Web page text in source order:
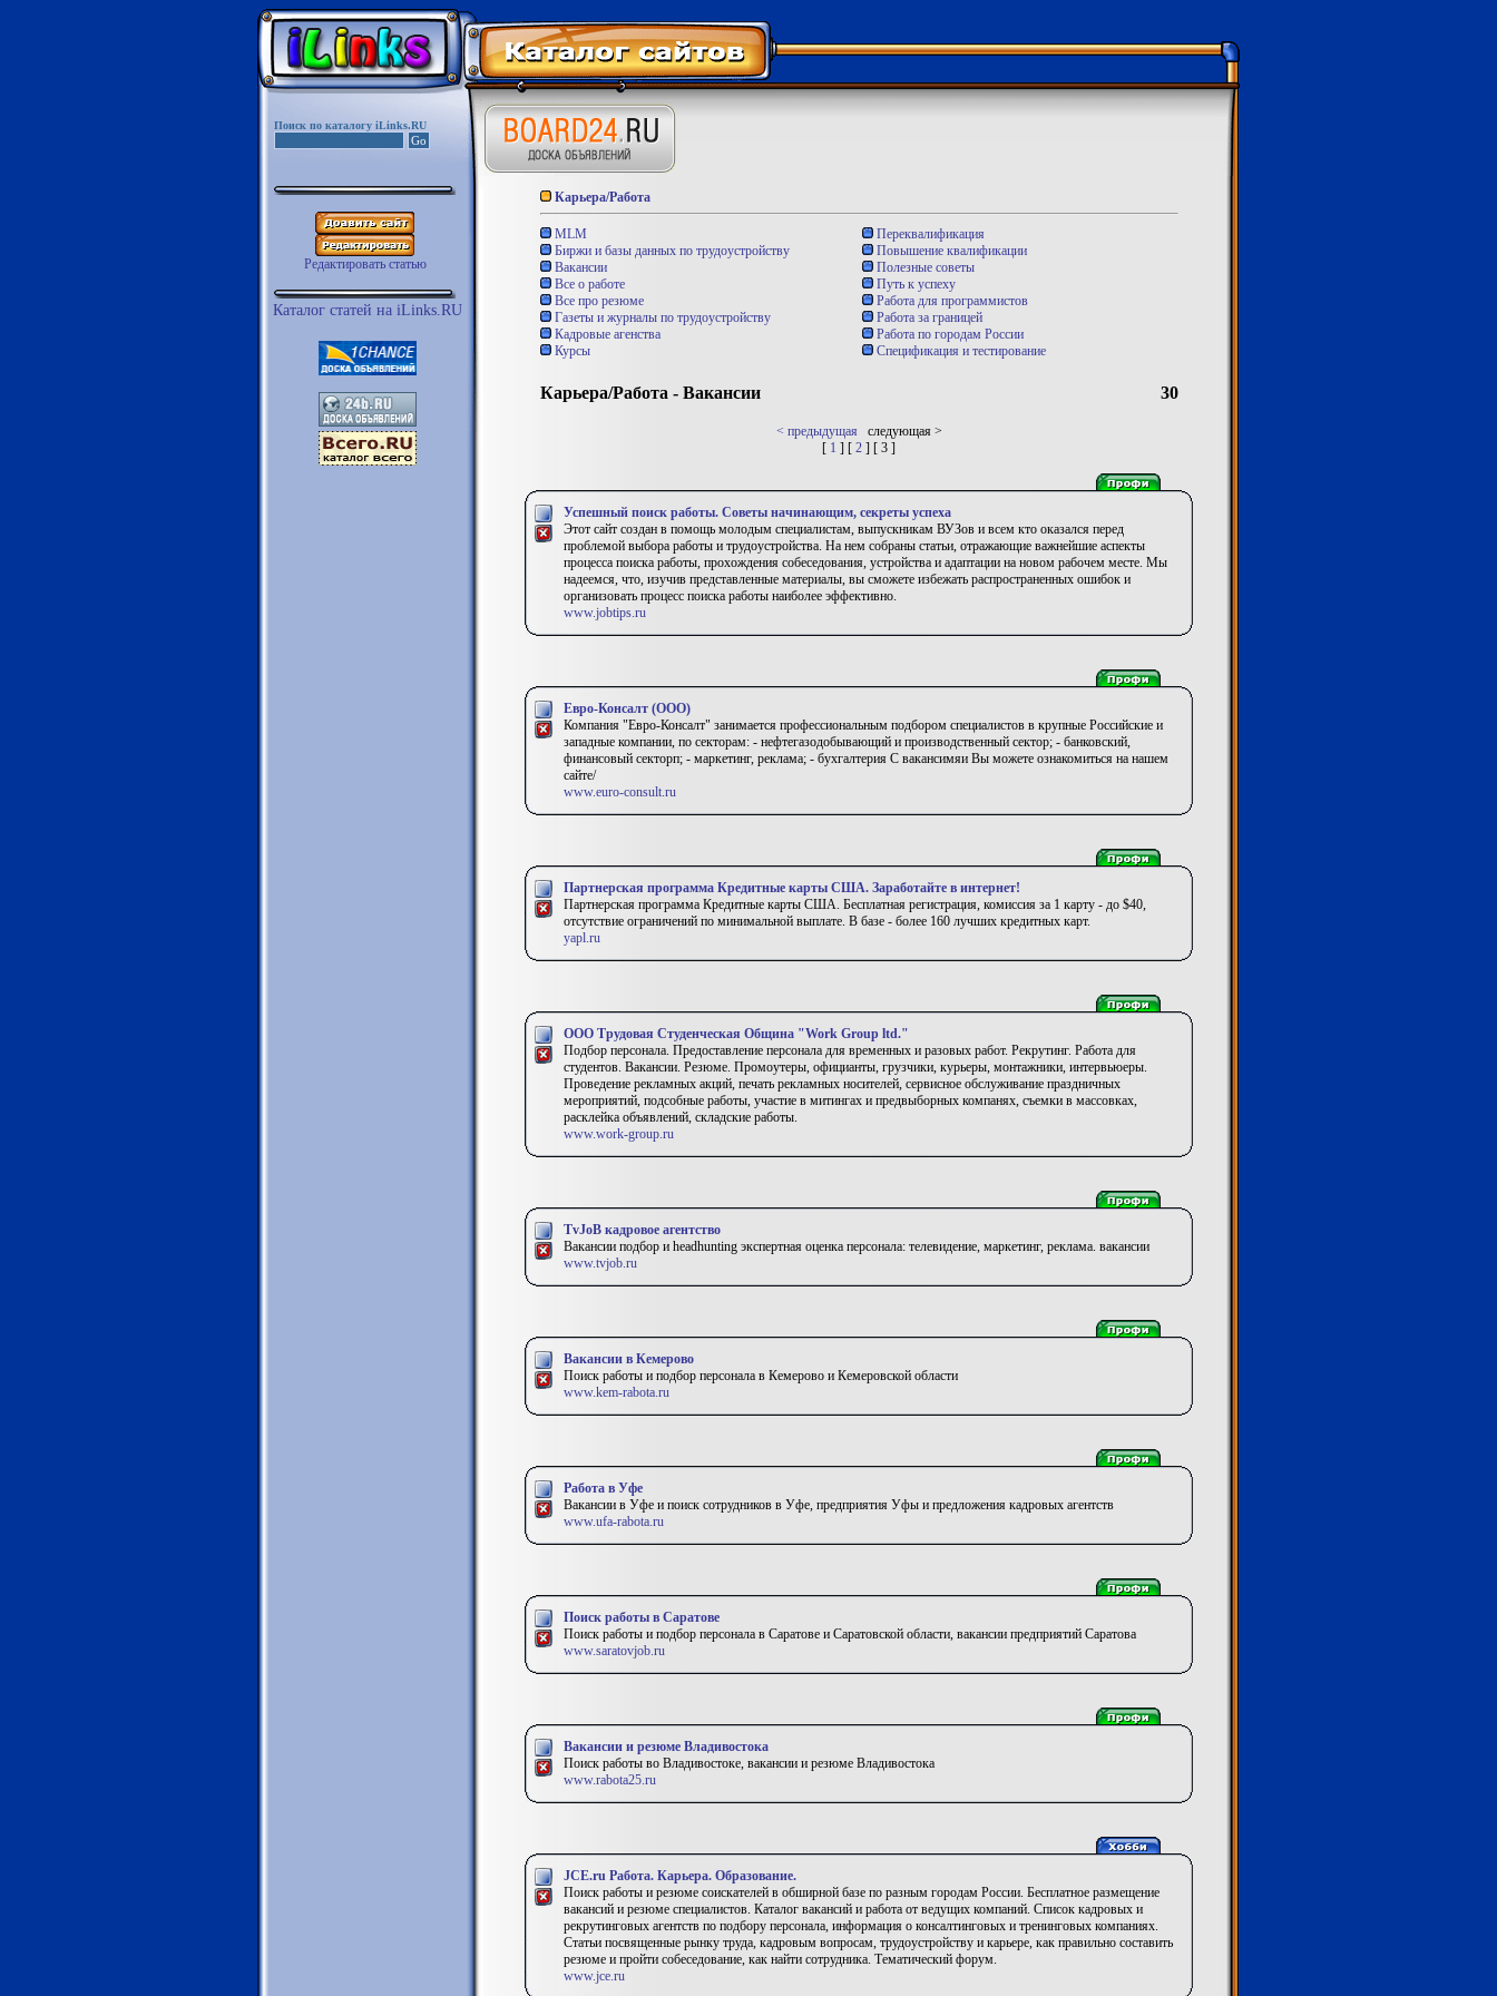
Поиск по каталогу iLinks.RU
Редактировать статью
Каталог статей на iLinks.RU
Карьера/Работа
MLM
Биржи и базы данных по трудоустройству
Вакансии
Все о работе
Все про резюме
Газеты и журналы по трудоустройству
Кадровые агенства
Курсы
Переквалификация
Повышение квалификации
Полезные советы
Путь к успеху
Работа для программистов
Работа за границей
Работа по городам России
Спецификация и тестирование
Карьера/Работа - Вакансии 30
< предыдущая следующая >
[ 1 ] [ 2 ] [ 3 ]
Успешный поиск работы. Советы начинающим, секреты успеха
Этот сайт создан в помощь молодым специалистам, выпускникам ВУЗов и всем кто оказался перед
проблемой выбора работы и трудоустройства. На нем собраны статьи, отражающие важнейшие аспекты
процесса поиска работы, прохождения собеседования, устройства и адаптации на новом рабочем месте. Мы
надеемся, что, изучив представленные материалы, вы сможете избежать распространенных ошибок и
организовать процесс поиска работы наиболее эффективно.
www.jobtips.ru
Евро-Консалт (ООО)
Компания "Евро-Консалт" занимается профессиональным подбором специалистов в крупные Российские и
западные компании, по секторам: - нефтегазодобывающий и производственный сектор; - банковский,
финансовый секторп; - маркетинг, реклама; - бухгалтерия С вакансимяи Вы можете ознакомиться на нашем
сайте/
www.euro-consult.ru
Партнерская программа Кредитные карты США. Заработайте в интернет!
Партнерская программа Кредитные карты США. Бесплатная регистрация, комиссия за 1 карту - до $40,
отсутствие ограничений по минимальной выплате. В базе - более 160 лучших кредитных карт.
yapl.ru
ООО Трудовая Студенческая Община "Work Group ltd."
Подбор персонала. Предоставление персонала для временных и разовых работ. Рекрутинг. Работа для
студентов. Вакансии. Резюме. Промоутеры, официанты, грузчики, курьеры, монтажники, интервьюеры.
Проведение рекламных акций, печать рекламных носителей, сервисное обслуживание праздничных
мероприятий, подсобные работы, участие в митингах и предвыборных компанях, съемки в массовках,
расклейка объявлений, складские работы.
www.work-group.ru
TvJoB кадровое агентство
Вакансии подбор и headhunting экспертная оценка персонала: телевидение, маркетинг, реклама. вакансии
www.tvjob.ru
Вакансии в Кемерово
Поиск работы и подбор персонала в Кемерово и Кемеровской области
www.kem-rabota.ru
Работа в Уфе
Вакансии в Уфе и поиск сотрудников в Уфе, предприятия Уфы и предложения кадровых агентств
www.ufa-rabota.ru
Поиск работы в Саратове
Поиск работы и подбор персонала в Саратове и Саратовской области, вакансии предприятий Саратова
www.saratovjob.ru
Вакансии и резюме Владивостока
Поиск работы во Владивостоке, вакансии и резюме Владивостока
www.rabota25.ru
JCE.ru Работа. Карьера. Образование.
Поиск работы и резюме соискателей в обширной базе по разным городам России. Бесплатное размещение
вакансий и резюме специалистов. Каталог вакансий и работа от ведущих компаний. Список кадровых и
рекрутинговых агентств по подбору персонала, информация о консалтинговых и тренинговых компаниях.
Статьи посвященные рынку труда, кадровым вопросам, трудоустройству и карьере, как правильно составить
резюме и пройти собеседование, как найти сотрудника. Тематический форум.
www.jce.ru